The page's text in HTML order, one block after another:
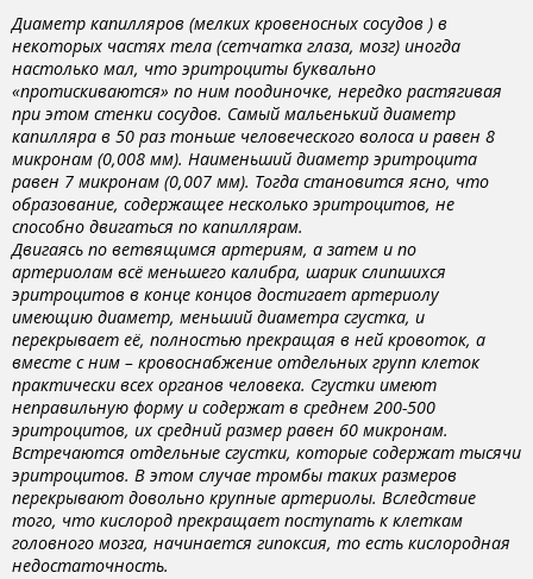
Диаметр капилляров (мелких кровеносных сосудов ) в
некоторых частях тела (сетчатка глаза, мозг) иногда
настолько мал, что эритроциты буквально
«протискиваются» по ним поодиночке, нередко растягивая
при этом стенки сосудов. Самый мальенький диаметр
капилляра в 50 раз тоньше человеческого волоса и равен 8
микронам (0,008 мм). Наименьший диаметр эритроцита
равен 7 микронам (0,007 мм). Тогда становится ясно, что
образование, содержащее несколько эритроцитов, не
способно двигаться по капиллярам.
Двигаясь по ветвящимся артериям, а затем и по
артериолам всё меньшего калибра, шарик слипшихся
эритроцитов в конце концов достигает артериолу
имеющию диаметр, меньший диаметра сгустка, и
перекрывает её, полностью прекращая в ней кровоток, а
вместе с ним – кровоснабжение отдельных групп клеток
практически всех органов человека. Сгустки имеют
неправильную форму и содержат в среднем 200-500
эритроцитов, их средний размер равен 60 микронам.
Встречаются отдельные сгустки, которые содержат тысячи
эритроцитов. В этом случае тромбы таких размеров
перекрывают довольно крупные артериолы. Вследствие
того, что кислород прекращает поступать к клеткам
головного мозга, начинается гипоксия, то есть кислородная
недостаточность.